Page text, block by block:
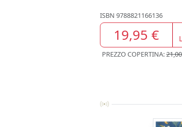
ISBN 9788821166136
19,95 €
PREZZO COPERTINA: